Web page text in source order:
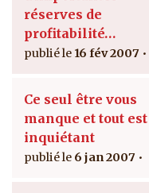
réserves de
profitabilité…
16 fév 2007
Ce seul être vous
manque et tout est
inquiétant
6 jan 2007